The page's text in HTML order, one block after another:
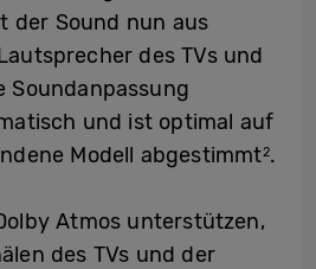
der Sound nun aus
des TVs und
Soundanpassung
und ist optimal auf
Modell abgestimmt2.
Atmos unterstützen,
des TVs und der